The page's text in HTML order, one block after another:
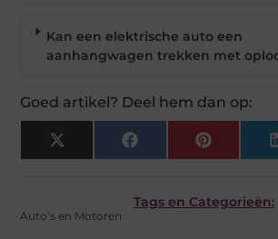
Kan een elektrische auto een
aanhangwagen trekken met
Goed artikel? Deel hem dan op:
X
(Twitter)
Facebook Pinterest
Tags en Categorieën:
Auto’s en Motoren